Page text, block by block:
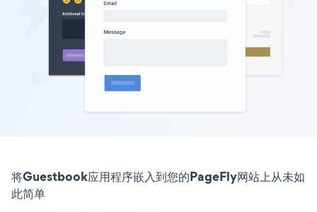
将Guestbook应用程序嵌入到您的PageFly网站上从未如
此简单